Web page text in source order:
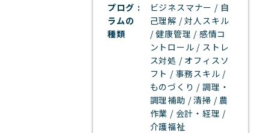
プログ
ラムの
種類
ビジネスマナー / 自
己理解 / 対人スキル
/ 健康管理 / 感情コ
ントロール / ストレ
ス対処 / オフィスソ
フト / 事務スキル /
ものづくり / 調理・
調理補助 / 清掃 / 農
作業 / 会計・経理 /
介護福祉